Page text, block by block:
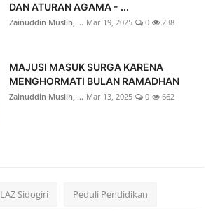
DAN ATURAN AGAMA - ...
Zainuddin Muslih, ... Mar 19, 2025 0 238
MAJUSI MASUK SURGA KARENA
MENGHORMATI BULAN RAMADHAN
Zainuddin Muslih, ... Mar 13, 2025 0 662
LAZ Sidogiri Peduli Pendidikan